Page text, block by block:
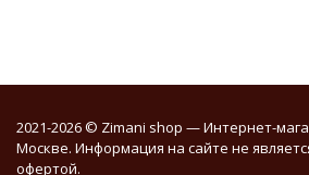
2021-2026 © Zimani shop — Интернет-
Москве. Информация на сайте не
офертой.